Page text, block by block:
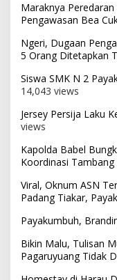
Maraknya
Pengawasan Bea
Ngeri, Dugaan
5 Orang Ditetapkan
Siswa SMK N 2
14,043 views
Jersey Persija Laku
views
Kapolda Babel
Koordinasi
Viral, Oknum ASN
Padang Tiakar,
Payakumbuh,
Bikin Malu, Tulisan
Pagaruyuang Tidak